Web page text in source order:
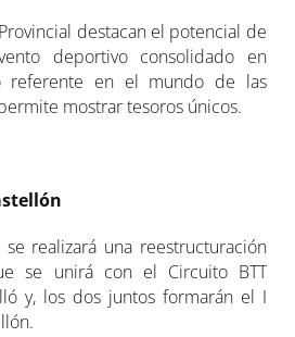
destacan el potencial de
deportivo consolidado en
referente en el mundo de las
mostrar tesoros únicos.
realizará una reestructuración
se unirá con el Circuito BTT
y, los dos juntos formarán el I